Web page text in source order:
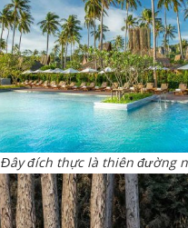
Đây đích thực là thiên đường